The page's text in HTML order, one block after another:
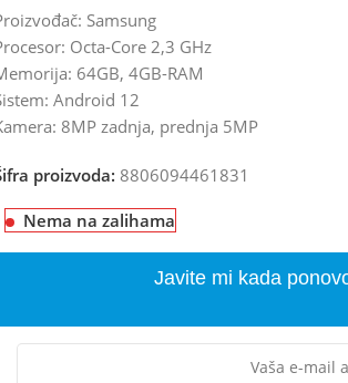
Samsung
Octa-Core 2,3 GHz
64GB, 4GB-RAM
Android 12
8MP zadnja, prednja 5MP
proizvoda: 8806094461831
Nema na zalihama
Javite mi kada